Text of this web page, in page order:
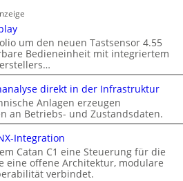
um den neuen Tastsensor 4.55
Bedieneinheit mit integriertem
direkt in der Infrastruktur
Anlagen erzeugen
an Betriebs- und Zustandsdaten.
Integration
Catan C1 eine Steuerung für die
eine offene Architektur, modulare
verbindet.